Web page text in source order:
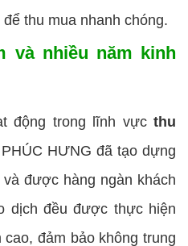
thu mua nhanh chóng.
và nhiều năm kinh
động trong lĩnh vực thu
HƯNG đã tạo dựng
được hàng ngàn khách
dịch đều được thực hiện
đảm bảo không trung